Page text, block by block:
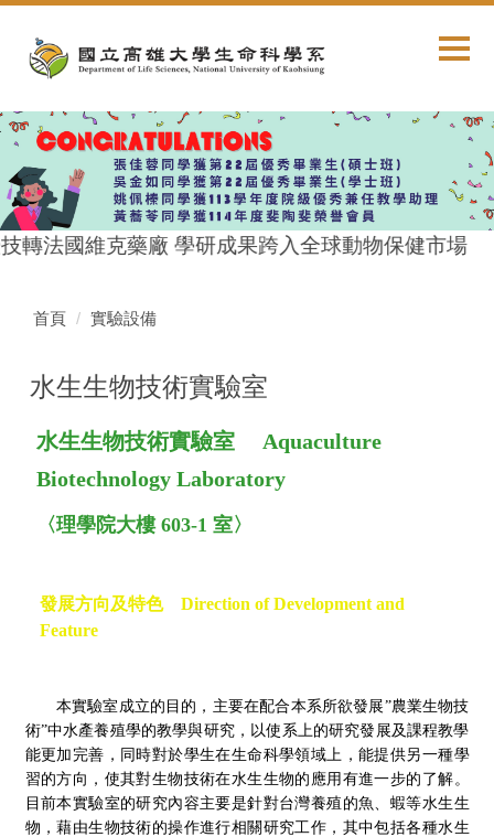
內
容
區
轉法國維克藥廠 學研成果跨入全球動物保健市場
首頁 實驗設備
水生生物技術實驗室
水生生物技術實驗室 Aquaculture
Biotechnology Laboratory
〈理學院大樓 603-1 室〉
發展方向及特色 Direction of Development and
Feature
本實驗室成立的目的，主要在配合本系所欲發展”農業生物技
術”中水產養殖學的教學與研究，以使系上的研究發展及課程教學
能更加完善，同時對於學生在生命科學領域上，能提供另一種學
習的方向，使其對生物技術在水生生物的應用有進一步的了解。
目前本實驗室的研究內容主要是針對台灣養殖的魚、蝦等水生生
物，藉由生物技術的操作進行相關研究工作，其中包括各種水生